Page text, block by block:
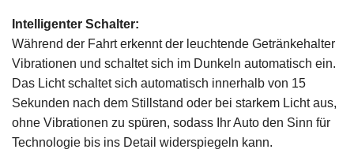
Intelligenter Schalter:
Während der Fahrt erkennt der leuchtende Getränkehalter
Vibrationen und schaltet sich im Dunkeln automatisch ein.
Das Licht schaltet sich automatisch innerhalb von 15
Sekunden nach dem Stillstand oder bei starkem Licht aus,
ohne Vibrationen zu spüren, sodass Ihr Auto den Sinn für
Technologie bis ins Detail widerspiegeln kann.